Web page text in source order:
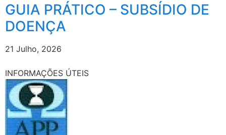
GUIA PRÁTICO – SUBSÍDIO DE
DOENÇA
21 Julho, 2026
INFORMAÇÕES ÚTEIS